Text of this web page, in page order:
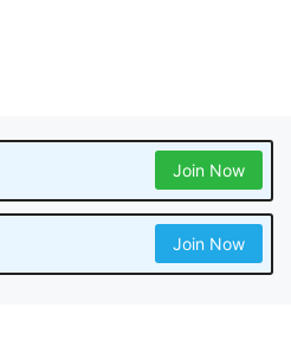
Join Now
Join Now